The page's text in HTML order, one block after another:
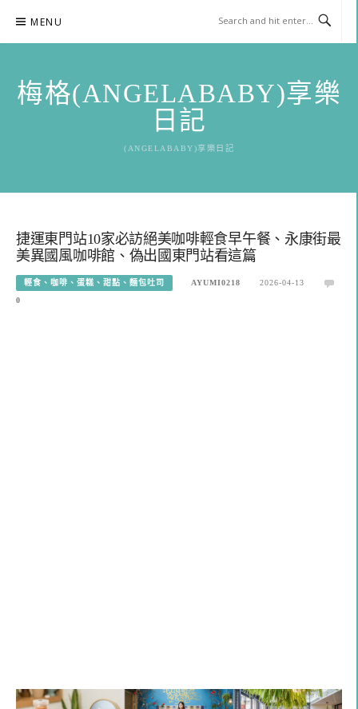
content
MENU
梅格(ANGELABABY)享樂
日記
(ANGELABABY)享樂日記
捷運東門站10家必訪絕美咖啡輕食早午餐、永康街最
美異國風咖啡館、偽出國東門站看這篇
輕食、咖啡、蛋糕、甜點、麵包吐司 AYUMI0218
2026-04-13
0